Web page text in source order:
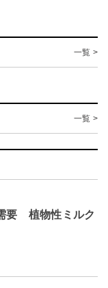
一覧 >
一覧 >
要 植物性ミルク